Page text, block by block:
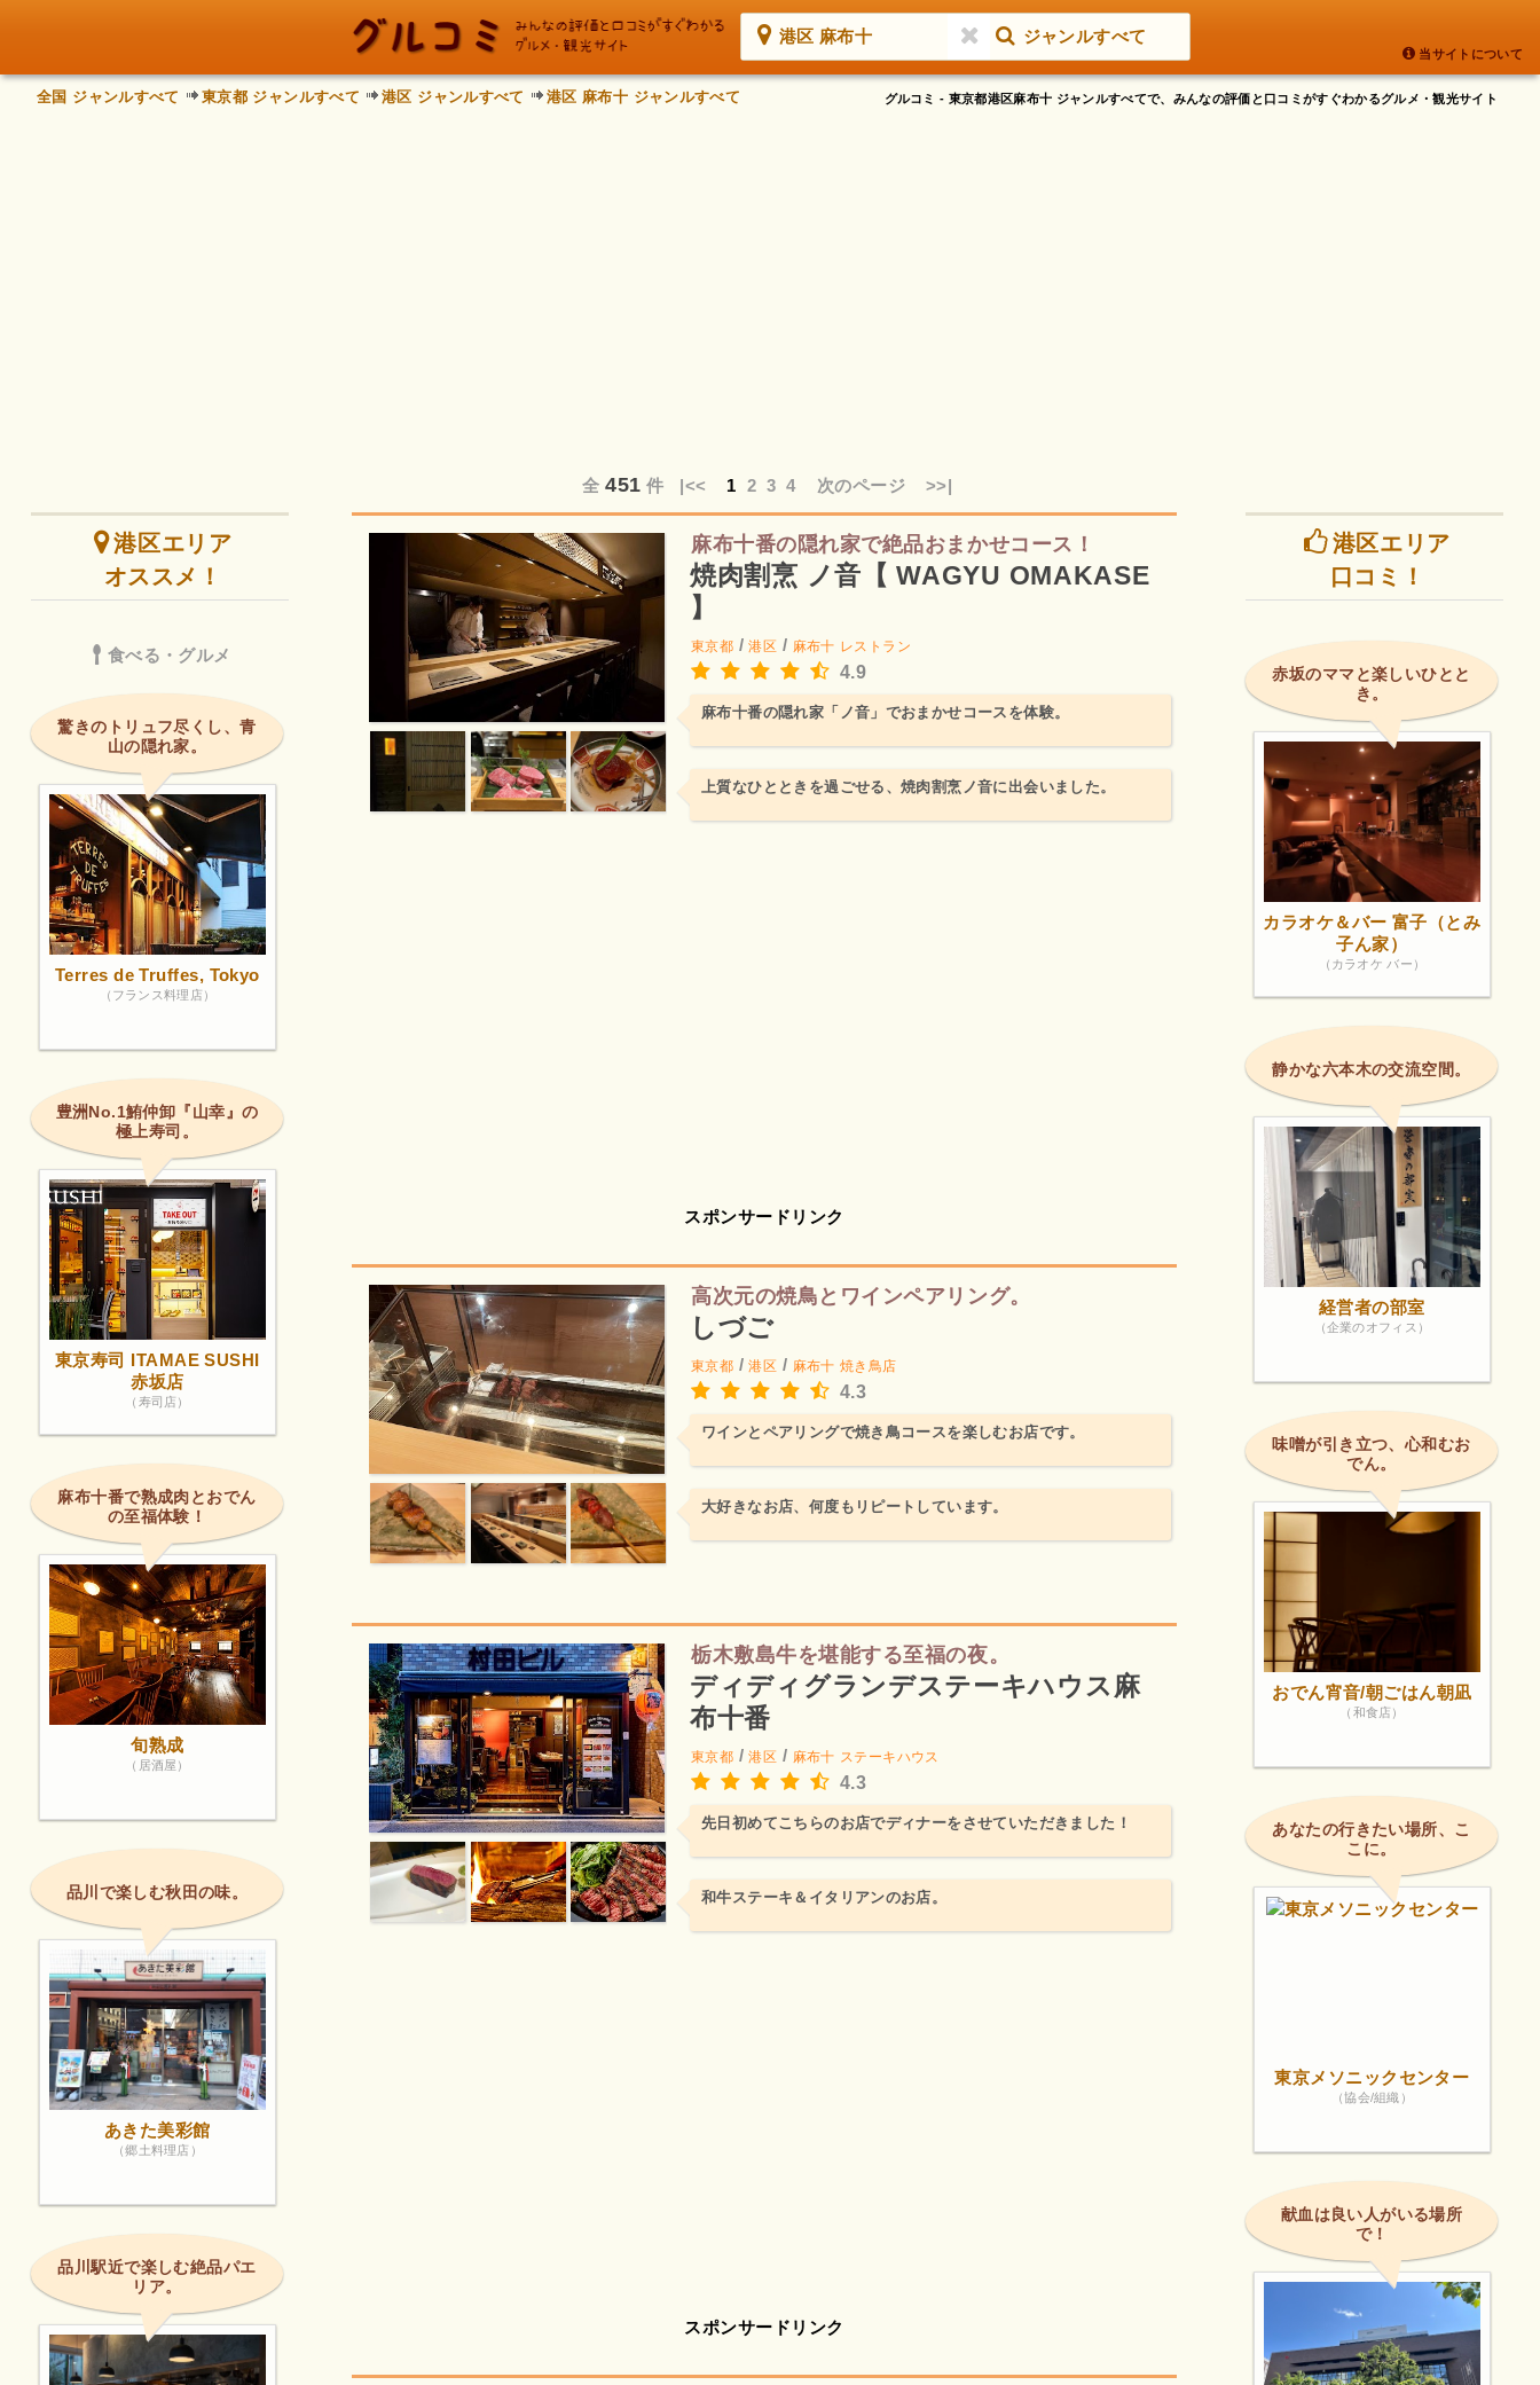
港区 麻布十 ジャンルすべて
当サイトについて
グルコミ - 東京都港区麻布十 ジャンルすべてで、みんなの評価と口コミがすぐわかるグルメ・観光サイト
全国 ジャンルすべて 東京都 ジャンルすべて 港区 ジャンルすべて 港区 麻布十 ジャンルすべて
全451 件 |<< 1 2 3 4 次のページ >>|
麻布十番の隠れ家で絶品おまかせコース！
焼肉割烹 ノ音【 WAGYU OMAKASE
】
東京都 /港区 / 麻布十 レストラン
4.9
麻布十番の隠れ家「ノ音」でおまかせコースを体験。
上質なひとときを過ごせる、焼肉割烹ノ音に出会いました。
スポンサードリンク
高次元の焼鳥とワインペアリング。
しづご
東京都 /港区 / 麻布十 焼き鳥店
4.3
ワインとペアリングで焼き鳥コースを楽しむお店です。
大好きなお店、何度もリピートしています。
栃木敷島牛を堪能する至福の夜。
ディディグランデステーキハウス麻
布十番
東京都 /港区 / 麻布十 ステーキハウス
4.3
先日初めてこちらのお店でディナーをさせていただきました！
和牛ステーキ＆イタリアンのお店。
スポンサードリンク
港区エリア
オススメ！
食べる・グルメ
驚きのトリュフ尽くし、青
山の隠れ家。
Terres de Truffes, Tokyo
（フランス料理店）
豊洲No.1鮪仲卸『山幸』の
極上寿司。
東京寿司 ITAMAE SUSHI
赤坂店
（寿司店）
麻布十番で熟成肉とおでん
の至福体験！
旬熟成
（居酒屋）
品川で楽しむ秋田の味。
あきた美彩館
（郷土料理店）
品川駅近で楽しむ絶品パエ
リア。
港区エリア
口コミ！
赤坂のママと楽しいひとと
き。
カラオケ＆バー 富子（とみ
子ん家）
（カラオケ バー）
静かな六本木の交流空間。
経営者の部室
（企業のオフィス）
味噌が引き立つ、心和むお
でん。
おでん宵音/朝ごはん朝凪
（和食店）
あなたの行きたい場所、こ
こに。
東京メソニックセンター
（協会/組織）
献血は良い人がいる場所
で！